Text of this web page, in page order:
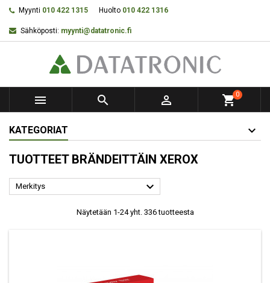
Myynti 010 422 1315 Huolto 010 422 1316
Sähköposti: myynti@datatronic.fi
   shopping_cart0
KATEGORIAT
TUOTTEET BRÄNDEITTÄIN XEROX
Merkitys 
Näytetään 1-24 yht. 336 tuotteesta